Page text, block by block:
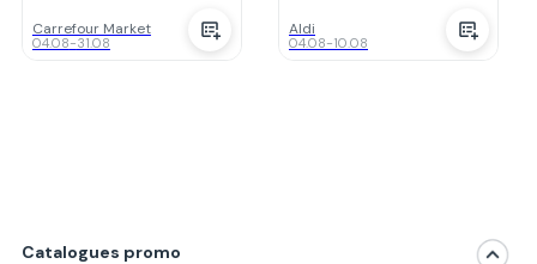
Carrefour Market
04.08-31.08
Aldi
04.08-10.08
Catalogues promo